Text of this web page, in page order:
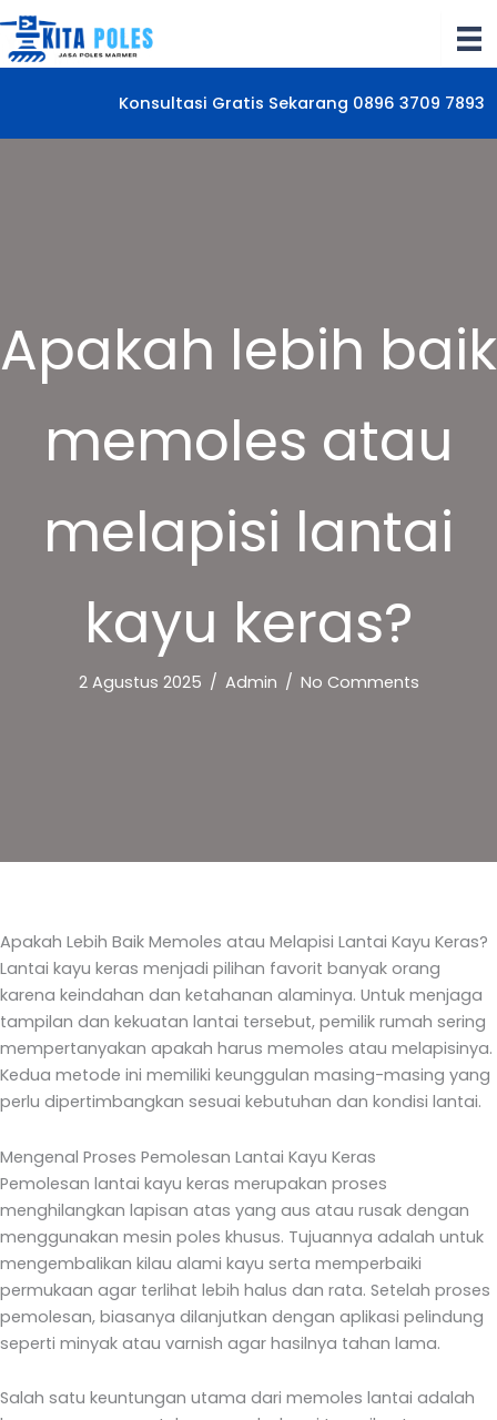
Lewati
ke
konten
Konsultasi Gratis Sekarang 0896 3709 7893
Apakah lebih baik
memoles atau
melapisi lantai
kayu keras?
2 Agustus 2025 / Admin / No Comments
Apakah Lebih Baik Memoles atau Melapisi Lantai Kayu Keras?
Lantai kayu keras menjadi pilihan favorit banyak orang
karena keindahan dan ketahanan alaminya. Untuk menjaga
tampilan dan kekuatan lantai tersebut, pemilik rumah sering
mempertanyakan apakah harus memoles atau melapisinya.
Kedua metode ini memiliki keunggulan masing-masing yang
perlu dipertimbangkan sesuai kebutuhan dan kondisi lantai.
Mengenal Proses Pemolesan Lantai Kayu Keras
Pemolesan lantai kayu keras merupakan proses
menghilangkan lapisan atas yang aus atau rusak dengan
menggunakan mesin poles khusus. Tujuannya adalah untuk
mengembalikan kilau alami kayu serta memperbaiki
permukaan agar terlihat lebih halus dan rata. Setelah proses
pemolesan, biasanya dilanjutkan dengan aplikasi pelindung
seperti minyak atau varnish agar hasilnya tahan lama.
Salah satu keuntungan utama dari memoles lantai adalah